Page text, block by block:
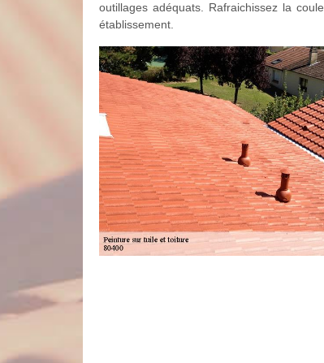
outillages adéquats. Rafraichissez la
établissement.